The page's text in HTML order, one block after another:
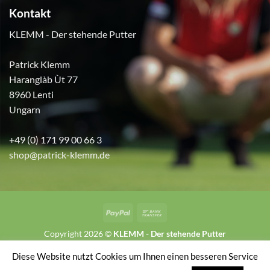
Kontakt
KLEMM - Der stehende Putter
Patrick Klemm
Haranglàb Ùt 77
8960 Lenti
Ungarn
+49 (0) 171 99 00 66 3
shop@patrick-klemm.de
PayPal
Copyright 2026 © KLEMM - Der stehende Putter
VERTRAG WIDERRUFEN
Diese Website nutzt Cookies um Ihnen einen besseren Service